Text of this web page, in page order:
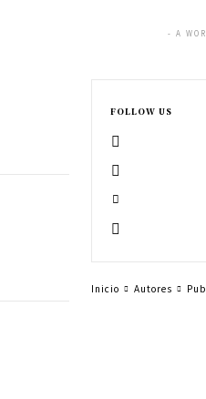
- A
FOLLOW US
Inicio Autores